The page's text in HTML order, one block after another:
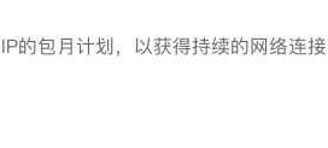
的包月计划，以获得持续的网络连